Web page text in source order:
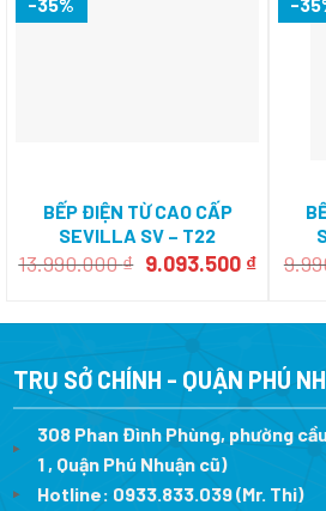
BẾP ĐIỆN TỪ CAO CẤP
SEVILLA SV – T22
13.990.000₫ Giá
13.990.000 ₫.
9.093.500 ₫Giá
là:
TRỤ SỞ CHÍNH - QUẬN PHÚ
308 Phan Đình Phùng, phường
1 , Quận Phú Nhuận cũ)
Hotline: 0933.833.039(Mr. Thi)